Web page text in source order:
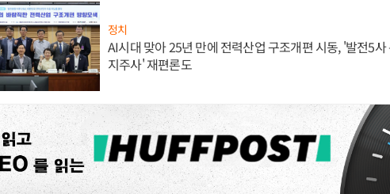
정치
AI시대 맞아 25년 만에 전력산업 구조개편 시동, '발전5
지주사' 재편론도